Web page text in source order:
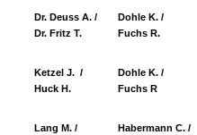
Dr. Deuss A. /
Dr. Fritz T.
Dohle K. /
Fuchs R.
Ketzel J. /
Huck H.
Dohle K. /
Fuchs R
Lang M. /
Habermann C. /